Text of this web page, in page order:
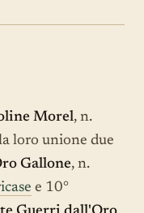
Morel, n.
loro unione due
Gallone, n.
e 10°